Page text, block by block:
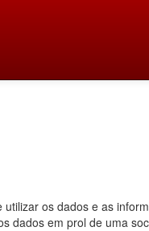
os dados e as
dados em prol de uma